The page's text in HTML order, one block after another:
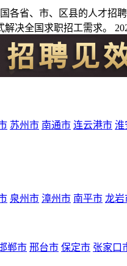
各省、市、区县的人才
决全国求职招工需求。
苏州市 南通市 连云港市 淮
泉州市 漳州市 南平市 龙岩
郸市 邢台市 保定市 张家口